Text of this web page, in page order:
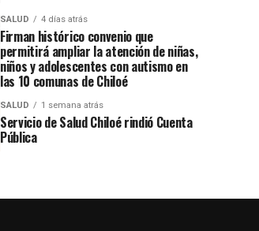
SALUD 4 días atrás
Firman histórico convenio que
permitirá ampliar la atención de niñas,
niños y adolescentes con autismo en
las 10 comunas de Chiloé
SALUD 1 semana atrás
Servicio de Salud Chiloé rindió Cuenta
Pública